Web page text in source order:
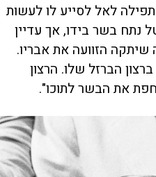
לאל לסייע לו לעשות
נתח בשר בידו, אך עדיין
הזוועה את אבריו.
הברזל שלו. הרצון
את הבשר לתוכו".